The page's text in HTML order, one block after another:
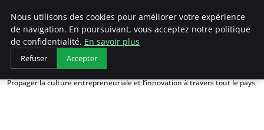
LECFCM
Accueil
Stratégies d'entrepreneuriat
Propager la culture entrepreneuriale et l’innovation à travers tout le pays
Nous utilisons des cookies pour améliorer votre expérience
de navigation. En poursuivant, vous acceptez notre politique
de confidentialité. En savoir plus
Refuser Accepter